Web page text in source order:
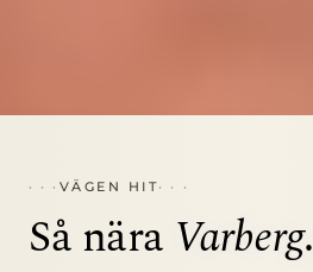
VÄGEN HIT
Så nära Varberg.